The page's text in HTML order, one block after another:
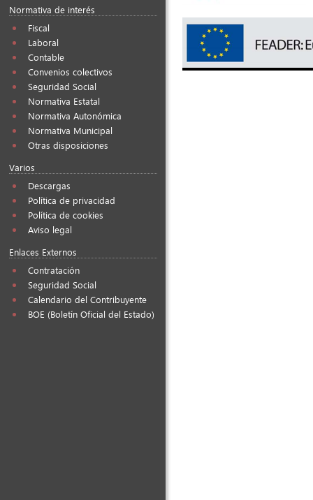
Normativa de interés
Fiscal
Laboral
Contable
Convenios colectivos
Seguridad Social
Normativa Estatal
Normativa Autonómica
Normativa Municipal
Otras disposiciones
Varios
Descargas
Política de privacidad
Política de cookies
Aviso legal
Enlaces Externos
Contratación
Seguridad Social
Calendario del Contribuyente
BOE (Boletín Oficial del Estado)